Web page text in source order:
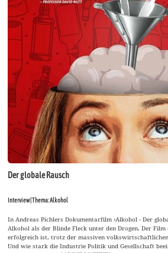
Der globale Rausch
Interview | Thema: Alkohol
In Andreas Pichlers Dokumentarfilm ›Alkohol - Der
Alkohol als der Blinde Fleck unter den Drogen. Der
erfolgreich ist, trotz der massiven volkswirtschaftlichen
Und wie stark die Industrie Politik und Gesellschaft